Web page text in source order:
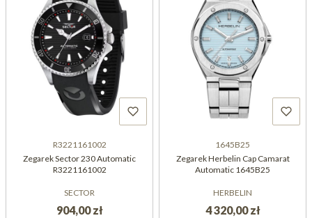
R3221161002
Zegarek Sector 230 Automatic
R3221161002
SECTOR
904,00 zł
1645B25
Zegarek Herbelin Cap Camarat
Automatic 1645B25
HERBELIN
4 320,00 zł